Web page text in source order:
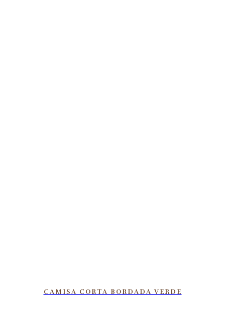
CAMISA CORTA BORDADA VERDE